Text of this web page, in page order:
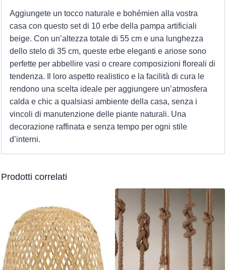
Aggiungete un tocco naturale e bohémien alla vostra
casa con questo set di 10 erbe della pampa artificiali
beige. Con un’altezza totale di 55 cm e una lunghezza
dello stelo di 35 cm, queste erbe eleganti e ariose sono
perfette per abbellire vasi o creare composizioni floreali di
tendenza. Il loro aspetto realistico e la facilità di cura le
rendono una scelta ideale per aggiungere un’atmosfera
calda e chic a qualsiasi ambiente della casa, senza i
vincoli di manutenzione delle piante naturali. Una
decorazione raffinata e senza tempo per ogni stile
d’interni.
Prodotti correlati